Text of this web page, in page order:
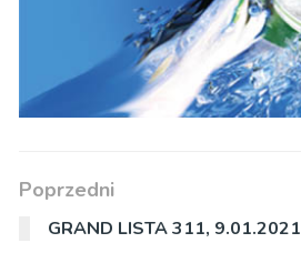
Poprzedni
GRAND LISTA 311, 9.01.2021